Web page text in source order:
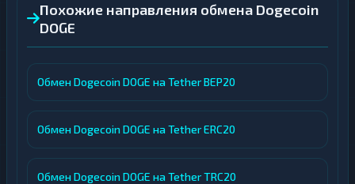
Похожие направления обмена Dogecoin
DOGE
Обмен Dogecoin DOGE на Tether BEP20
Обмен Dogecoin DOGE на Tether ERC20
Обмен Dogecoin DOGE на Tether TRC20